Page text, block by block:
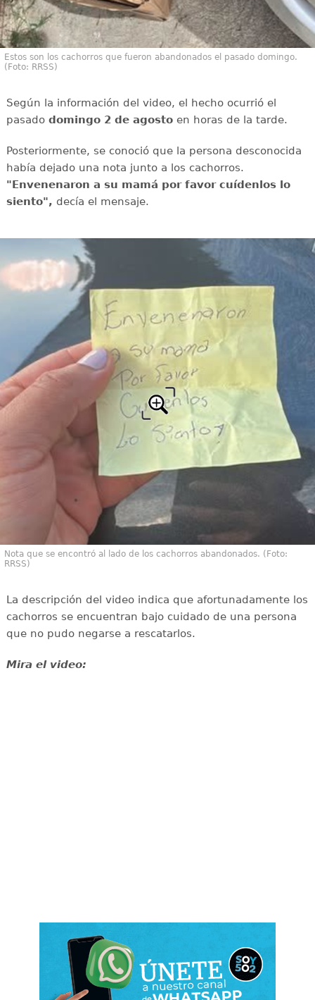
Estos son los cachorros que fueron abandonados el pasado domingo.
(Foto: RRSS)
Según la información del video, el hecho ocurrió el
pasado domingo 2 de agostoen horas de la tarde.
Posteriormente, se conoció que la persona desconocida
había dejado una nota junto a los cachorros.
"Envenenaron a su mamá por favor cuídenlos lo
siento", decía el mensaje.
Nota que se encontró al lado de los cachorros abandonados. (Foto:
RRSS)
La descripción del video indica que afortunadamente los
cachorros se encuentran bajo cuidado de una persona
que no pudo negarse a rescatarlos.
Mira el video: